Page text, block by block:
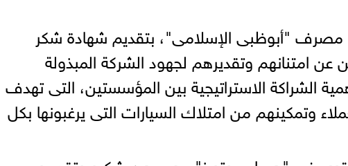
مصرف "أبوظبى الإسلامى"، بتقديم شهادة شكر
امتنانهم وتقديرهم لجهود الشركة المبذولة
الشراكة الاستراتيجية بين المؤسستين، التى تهدف
وتمكينهم من امتلاك السيارات التى يرغبونها بكل